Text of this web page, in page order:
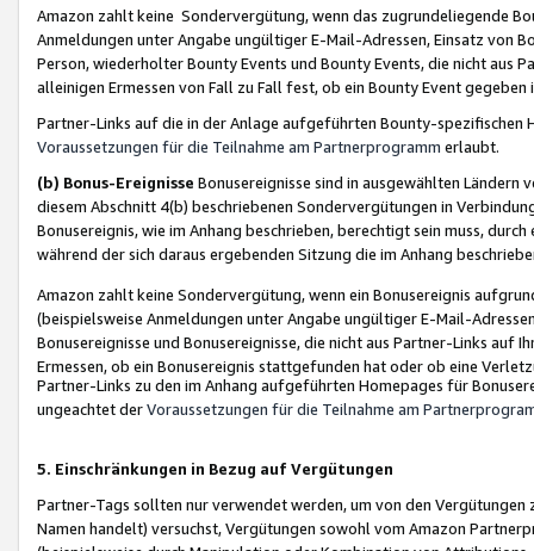
Amazon zahlt keine Sondervergütung, wenn das zugrundeliegende
Anmeldungen unter Angabe ungültiger E-Mail-Adressen, Einsatz von
Person, wiederholter Bounty Events und Bounty Events, die nicht
alleinigen Ermessen von Fall zu Fall fest, ob ein Bounty Event
Partner-Links auf die in der Anlage aufgeführten Bounty-spezifischen
Voraussetzungen für die Teilnahme am Partnerprogramm erlaubt.
(b) Bonus-Ereignisse Bonusereignisse sind in ausgewählten Ländern
diesem Abschnitt 4(b) beschriebenen Sondervergütungen in
Bonusereignis, wie im Anhang beschrieben, berechtigt sein muss,
während der sich daraus ergebenden Sitzung die im Anhang
Amazon zahlt keine Sondervergütung, wenn ein Bonusereignis
(beispielsweise Anmeldungen unter Angabe ungültiger E-Mail-
Bonusereignisse und Bonusereignisse, die nicht aus Partner-Links auf
Ermessen, ob ein Bonusereignis stattgefunden hat oder ob eine
Partner-Links zu den im Anhang aufgeführten Homepages für
ungeachtet derVoraussetzungen für die Teilnahme am
5. Einschränkungen in Bezug auf Vergütungen
Partner-Tags sollten nur verwendet werden, um von den
Namen handelt) versuchst, Vergütungen sowohl vom Amazon